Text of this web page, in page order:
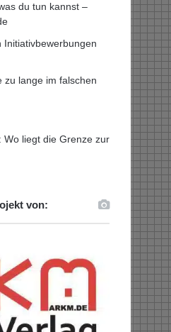
du tun kannst –
Initiativbewerbungen
zu lange im falschen
Wo liegt die Grenze zur
von: